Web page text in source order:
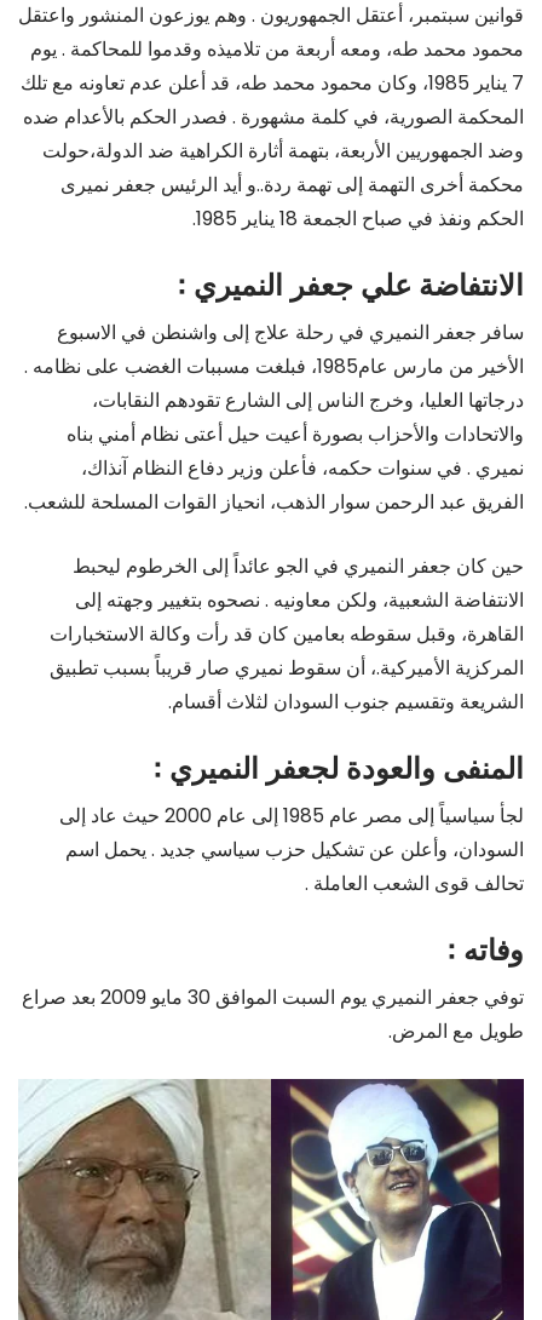
قوانين سبتمبر، أعتقل الجمهوريون . وهم يوزعون المنشور واعتقل
محمود محمد طه، ومعه أربعة من تلاميذه وقدموا للمحاكمة . يوم
7 يناير 1985، وكان محمود محمد طه، قد أعلن عدم تعاونه مع تلك
المحكمة الصورية، في كلمة مشهورة . فصدر الحكم بالأعدام ضده
وضد الجمهوريين الأربعة، بتهمة أثارة الكراهية ضد الدولة،حولت
محكمة أخرى التهمة إلى تهمة ردة..و أيد الرئيس جعفر نميرى
الحكم ونفذ في صباح الجمعة 18 يناير 1985.
الانتفاضة علي جعفر النميري :
سافر جعفر النميري في رحلة علاج إلى واشنطن في الاسبوع
الأخير من مارس عام1985، فبلغت مسببات الغضب على نظامه .
درجاتها العليا، وخرج الناس إلى الشارع تقودهم النقابات،
والاتحادات والأحزاب بصورة أعيت حيل أعتى نظام أمني بناه
نميري . في سنوات حكمه، فأعلن وزير دفاع النظام آنذاك،
الفريق عبد الرحمن سوار الذهب، انحياز القوات المسلحة للشعب.
حين كان جعفر النميري في الجو عائداً إلى الخرطوم ليحبط
الانتفاضة الشعبية، ولكن معاونيه . نصحوه بتغيير وجهته إلى
القاهرة، وقبل سقوطه بعامين كان قد رأت وكالة الاستخبارات
المركزية الأميركية.، أن سقوط نميري صار قريباً بسبب تطبيق
الشريعة وتقسيم جنوب السودان لثلاث أقسام.
المنفى والعودة لجعفر النميري :
لجأ سياسياً إلى مصر عام 1985 إلى عام 2000 حيث عاد إلى
السودان، وأعلن عن تشكيل حزب سياسي جديد . يحمل اسم
تحالف قوى الشعب العاملة .
وفاته :
توفي جعفر النميري يوم السبت الموافق 30 مايو 2009 بعد صراع
طويل مع المرض.